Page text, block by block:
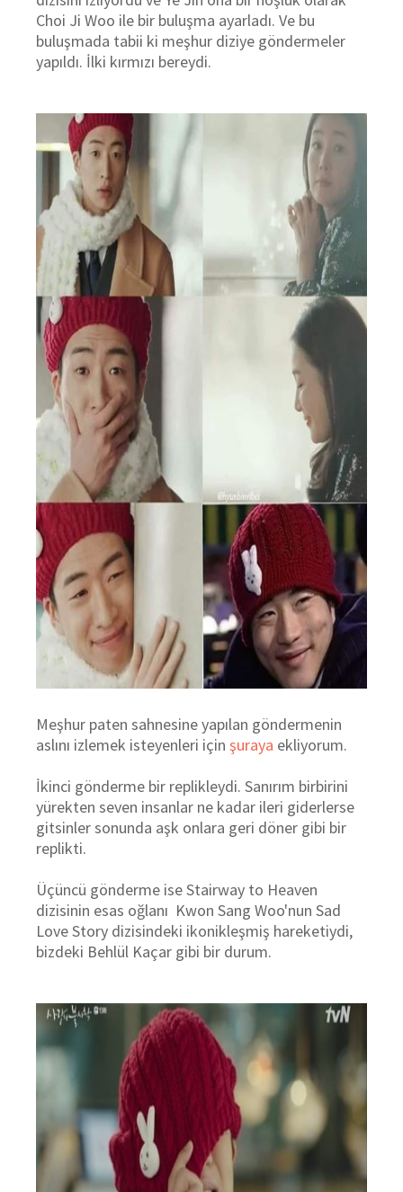
Choi Ji Woo ile bir buluşma ayarladı. Ve bu
buluşmada tabii ki meşhur diziye göndermeler
yapıldı. İlki kırmızı bereydi.
Meşhur paten sahnesine yapılan göndermenin
aslını izlemek isteyenleri için şuraya ekliyorum.
İkinci gönderme bir replikleydi. Sanırım birbirini
yürekten seven insanlar ne kadar ileri giderlerse
gitsinler sonunda aşk onlara geri döner gibi bir
replikti.
Üçüncü gönderme ise Stairway to Heaven
dizisinin esas oğlanı Kwon Sang Woo'nun Sad
Love Story dizisindeki ikonikleşmiş hareketiydi,
bizdeki Behlül Kaçar gibi bir durum.